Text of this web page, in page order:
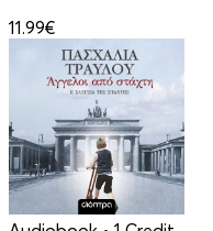
11.99€